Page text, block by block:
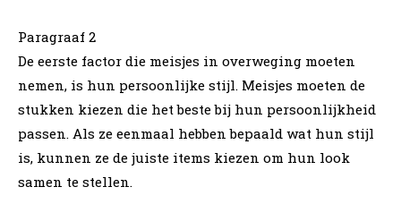
Paragraaf 2
De eerste factor die meisjes in overweging moeten
nemen, is hun persoonlijke stijl. Meisjes moeten de
stukken kiezen die het beste bij hun persoonlijkheid
passen. Als ze eenmaal hebben bepaald wat hun stijl
is, kunnen ze de juiste items kiezen om hun look
samen te stellen.